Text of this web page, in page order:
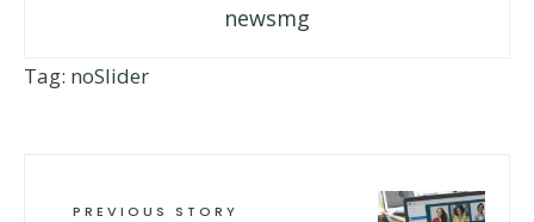
newsmg
Tag: noSlider
PREVIOUS STORY